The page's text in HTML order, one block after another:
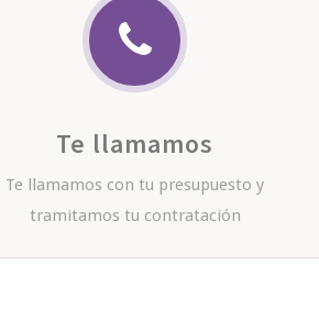
Te llamamos
Te llamamos con tu presupuesto y
tramitamos tu contratación